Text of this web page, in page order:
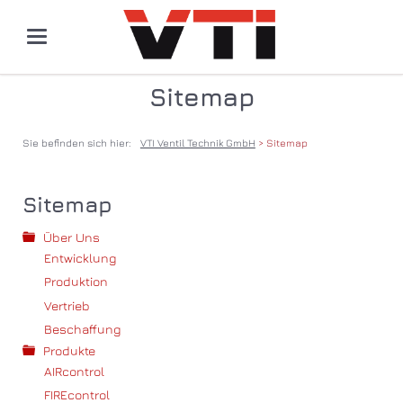
Sitemap
Sie befinden sich hier: VTI Ventil Technik GmbH Sitemap
Sitemap
Über Uns
Entwicklung
Produktion
Vertrieb
Beschaffung
Produkte
AIRcontrol
FIREcontrol